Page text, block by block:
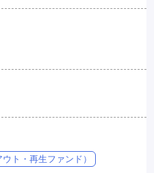
ト・再生ファンド）